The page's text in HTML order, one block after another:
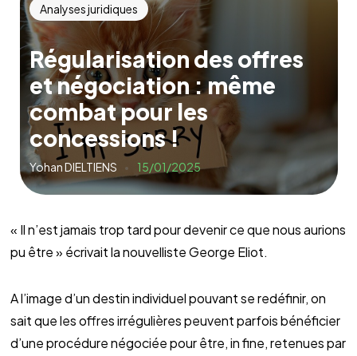
Analyses juridiques
Régularisation des offres
et négociation : même
combat pour les
concessions !
Yohan DIELTIENS 15/01/2025
« Il n’est jamais trop tard pour devenir ce que nous aurions
pu être » écrivait la nouvelliste George Eliot.
A l’image d’un destin individuel pouvant se redéfinir, on
sait que les offres irrégulières peuvent parfois bénéficier
d’une procédure négociée pour être, in fine, retenues par